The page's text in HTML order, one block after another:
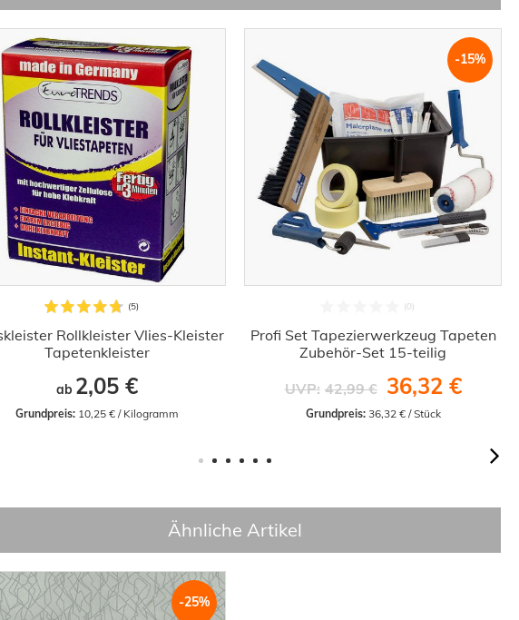
Rollkleister Vlies-Kleister
Tapetenkleister
ab 2,05 €
Grundpreis: 10,25 € / Kilogramm
-15%
Profi Set Tapezierwerkzeug Tapeten
Zubehör-Set 15-teilig
UVP: 42,99 € 36,32 €
Grundpreis: 36,32 € / Stück
Ähnliche Artikel
-25%